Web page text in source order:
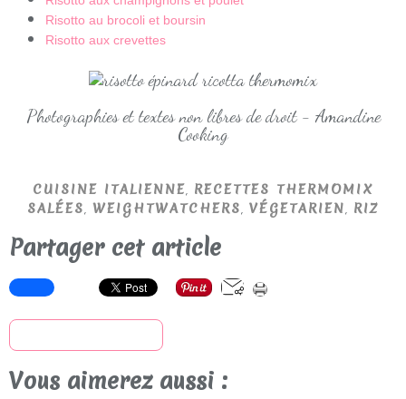
Risotto au brocoli et boursin
Risotto aux crevettes
Photographies et textes non libres de droit - Amandine
Cooking
CUISINE ITALIENNE, RECETTES THERMOMIX
SALÉES, WEIGHTWATCHERS, VÉGETARIEN, RIZ
Partager cet article
Vous aimerez aussi :